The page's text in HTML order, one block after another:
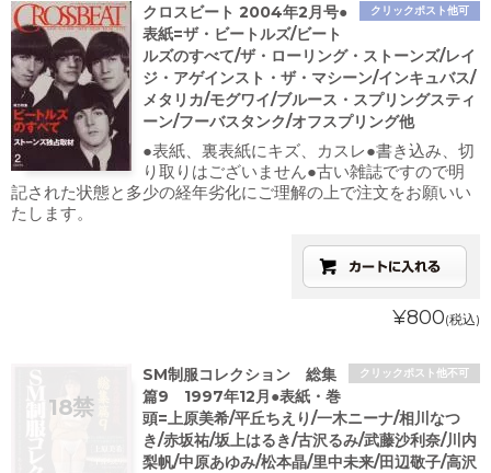
クリックポスト他可
クロスビート 2004年2月号●
表紙=ザ・ビートルズ/ビート
ルズのすべて/ザ・ローリング・ストーンズ/レイ
ジ・アゲインスト・ザ・マシーン/インキュバス/
メタリカ/モグワイ/ブルース・スプリングスティ
ーン/フーバスタンク/オフスプリング他
●表紙、裏表紙にキズ、カスレ●書き込み、切
り取りはございません●古い雑誌ですので明
記された状態と多少の経年劣化にご理解の上で注文をお願いい
たします。
¥800(税込)
クリックポスト他不可
SM制服コレクション 総集
篇9 1997年12月●表紙・巻
頭=上原美希/平丘ちえり/一木ニーナ/相川なつ
き/赤坂祐/坂上はるき/古沢るみ/武藤沙利奈/川内
梨帆/中原あゆみ/松本晶/里中未来/田辺敬子/高沢